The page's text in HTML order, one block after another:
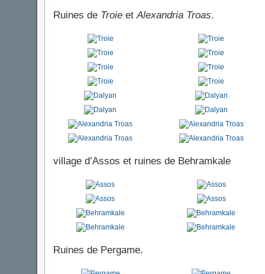
Ruines de Troie etAlexandria Troas.
village d’Assos et ruines de Behramkale
Ruines de Pergame.